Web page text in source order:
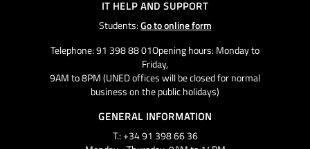
IT HELP AND SUPPORT
Students:Go to online form
Telephone: 91 398 88 01Opening hours: Monday to
Friday,
9AM to 8PM (UNED offices will be closed for normal
business on the public holidays)
GENERAL INFORMATION
T.: +34 91 398 66 36